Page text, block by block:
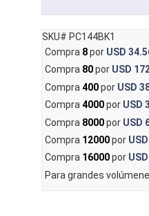
SKU# PC144BK1
Compra 8por USD
Compra 80por USD
Compra 400por USD
Compra 4000por USD
Compra 8000por USD
Compra 12000por
Compra 16000por
Para grandes